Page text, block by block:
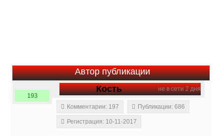
Автор публикации
не в сети 2 дня
Кость
193
Комментарии: 197
Публикации: 686
Регистрация: 10-11-2017